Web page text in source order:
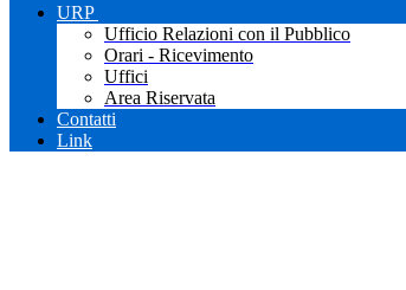
URP
Ufficio Relazioni con il Pubblico
Orari - Ricevimento
Uffici
Area Riservata
Contatti
Link